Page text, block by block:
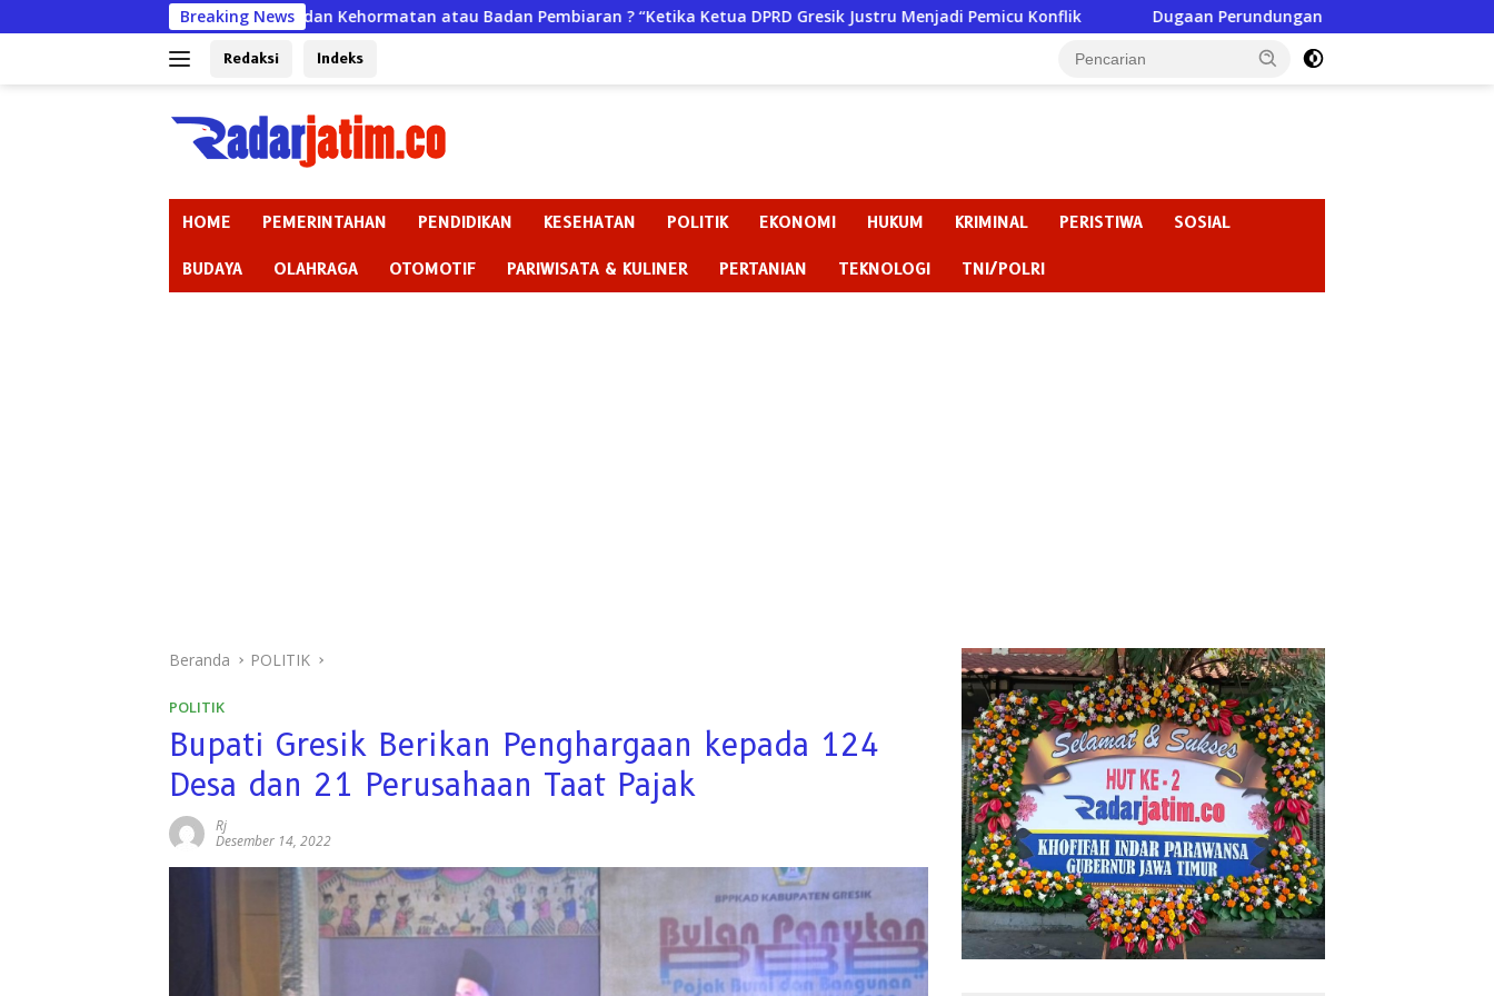
ke
Breaking News
Badan Kehormatan atau Badan Pembiaran ? “Ketika Ketua DPRD Gresik Justru Menjadi Pemicu Konflik Dugaan Perundungan di SMPN 3 Gondang Jadi Sorotan,
Redaksi Indeks
HOME PEMERINTAHAN PENDIDIKAN KESEHATAN POLITIK EKONOMI HUKUM KRIMINAL PERISTIWA SOSIAL
BUDAYA OLAHRAGA OTOMOTIF PARIWISATA & KULINER PERTANIAN TEKNOLOGI TNI/POLRI
Beranda POLITIK
POLITIK
Bupati Gresik Berikan Penghargaan kepada 124
Desa dan 21 Perusahaan Taat Pajak
Rj
Desember 14, 2022